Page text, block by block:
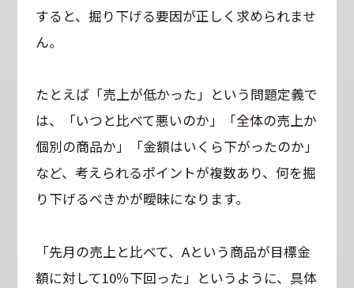
すると、掘り下げる要因が正しく求められませ
ん。
たとえば「売上が低かった」という問題定義で
は、「いつと比べて悪いのか」「全体の売上か
個別の商品か」「金額はいくら下がったのか」
など、考えられるポイントが複数あり、何を掘
り下げるべきかが曖昧になります。
「先月の売上と比べて、Aという商品が目標金
額に対して10％下回った」というように、具体